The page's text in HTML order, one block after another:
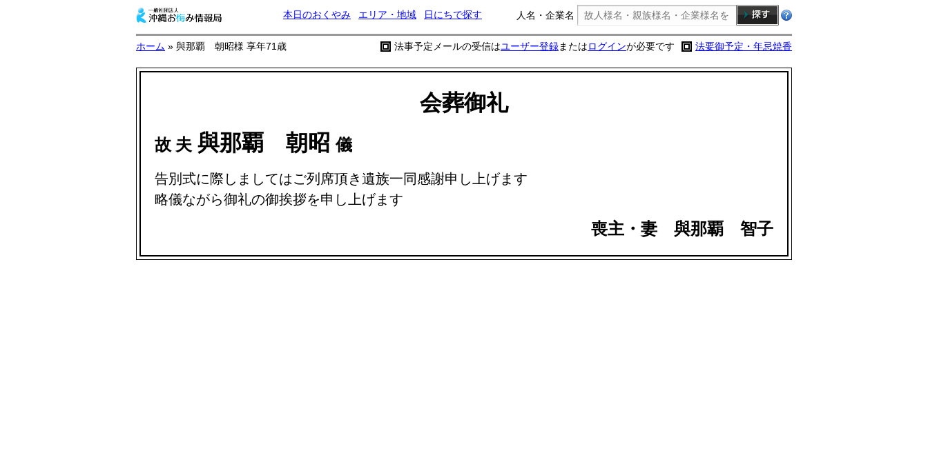
本日のおくやみ エリア・地域 日にちで探す 人名・企業名
ホーム » 與那覇 朝昭様 享年71歳 法要御予定・年忌焼香
法事予定メールの受信はユーザー登録またはログインが必要です
会葬御礼
故 夫 與那覇 朝昭儀
告別式に際しましてはご列席頂き遺族一同感謝申し上げます
略儀ながら御礼の御挨拶を申し上げます
喪主・妻 與那覇 智子